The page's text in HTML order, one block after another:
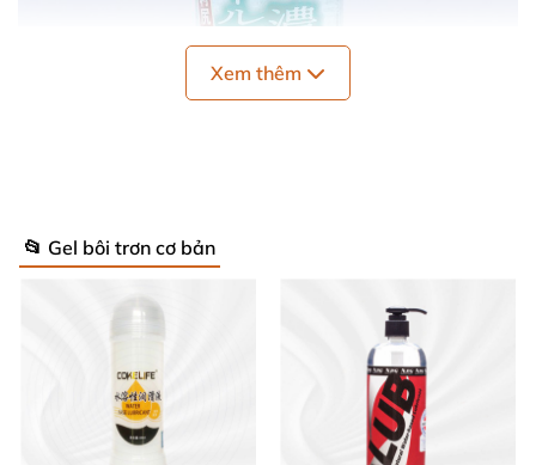
Gel bôi trơn bạc hà Nhật 50ml mát lạnh dịu nhẹ tăng khoái cảm
Ưu Điểm Nổi Bật Của Gel Bôi Trơn Bạc Hà
Lotion Cool 🌿
Gel bôi trơn bạc hà Lotion Cool nổi bật với khả
Xem thêm
📂 Gel bôi trơn cơ bản